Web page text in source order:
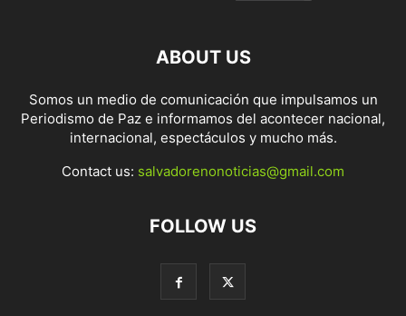
ABOUT US
Somos un medio de comunicación que impulsamos un
Periodismo de Paz e informamos del acontecer nacional,
internacional, espectáculos y mucho más.
Contact us: salvadorenonoticias@gmail.com
FOLLOW US